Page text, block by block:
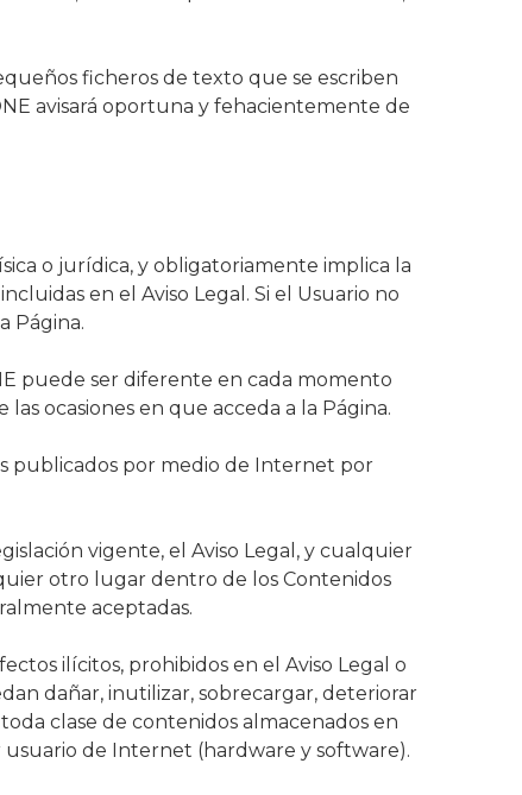
ficheros de texto que se escriben
avisará oportuna y fehacientemente de
o jurídica, y obligatoriamente implica la
en el Aviso Legal. Si el Usuario no
Página.
puede ser diferente en cada momento
ocasiones en que acceda a la Página.
publicados por medio de Internet por
vigente, el Aviso Legal, y cualquier
otro lugar dentro de los Contenidos
aceptadas.
ilícitos, prohibidos en el Aviso Legal o
dañar, inutilizar, sobrecargar, deteriorar
clase de contenidos almacenados en
de Internet (hardware y software).